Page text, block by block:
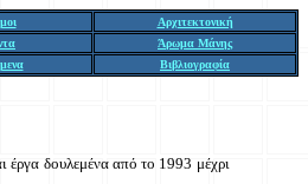
Αρχιτεκτονική
Άρωμα Μάνης
Βιβλιογραφία
δουλεμένα από το 1993 μέχρι